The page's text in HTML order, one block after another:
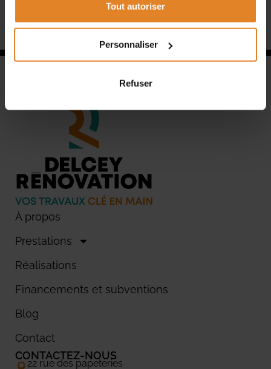
Tout autoriser
Personnaliser
Refuser
À propos
Prestations
Réalisations
Financements et subventions
Blog
Contact
CONTACTEZ-NOUS
22 rue des papeteries